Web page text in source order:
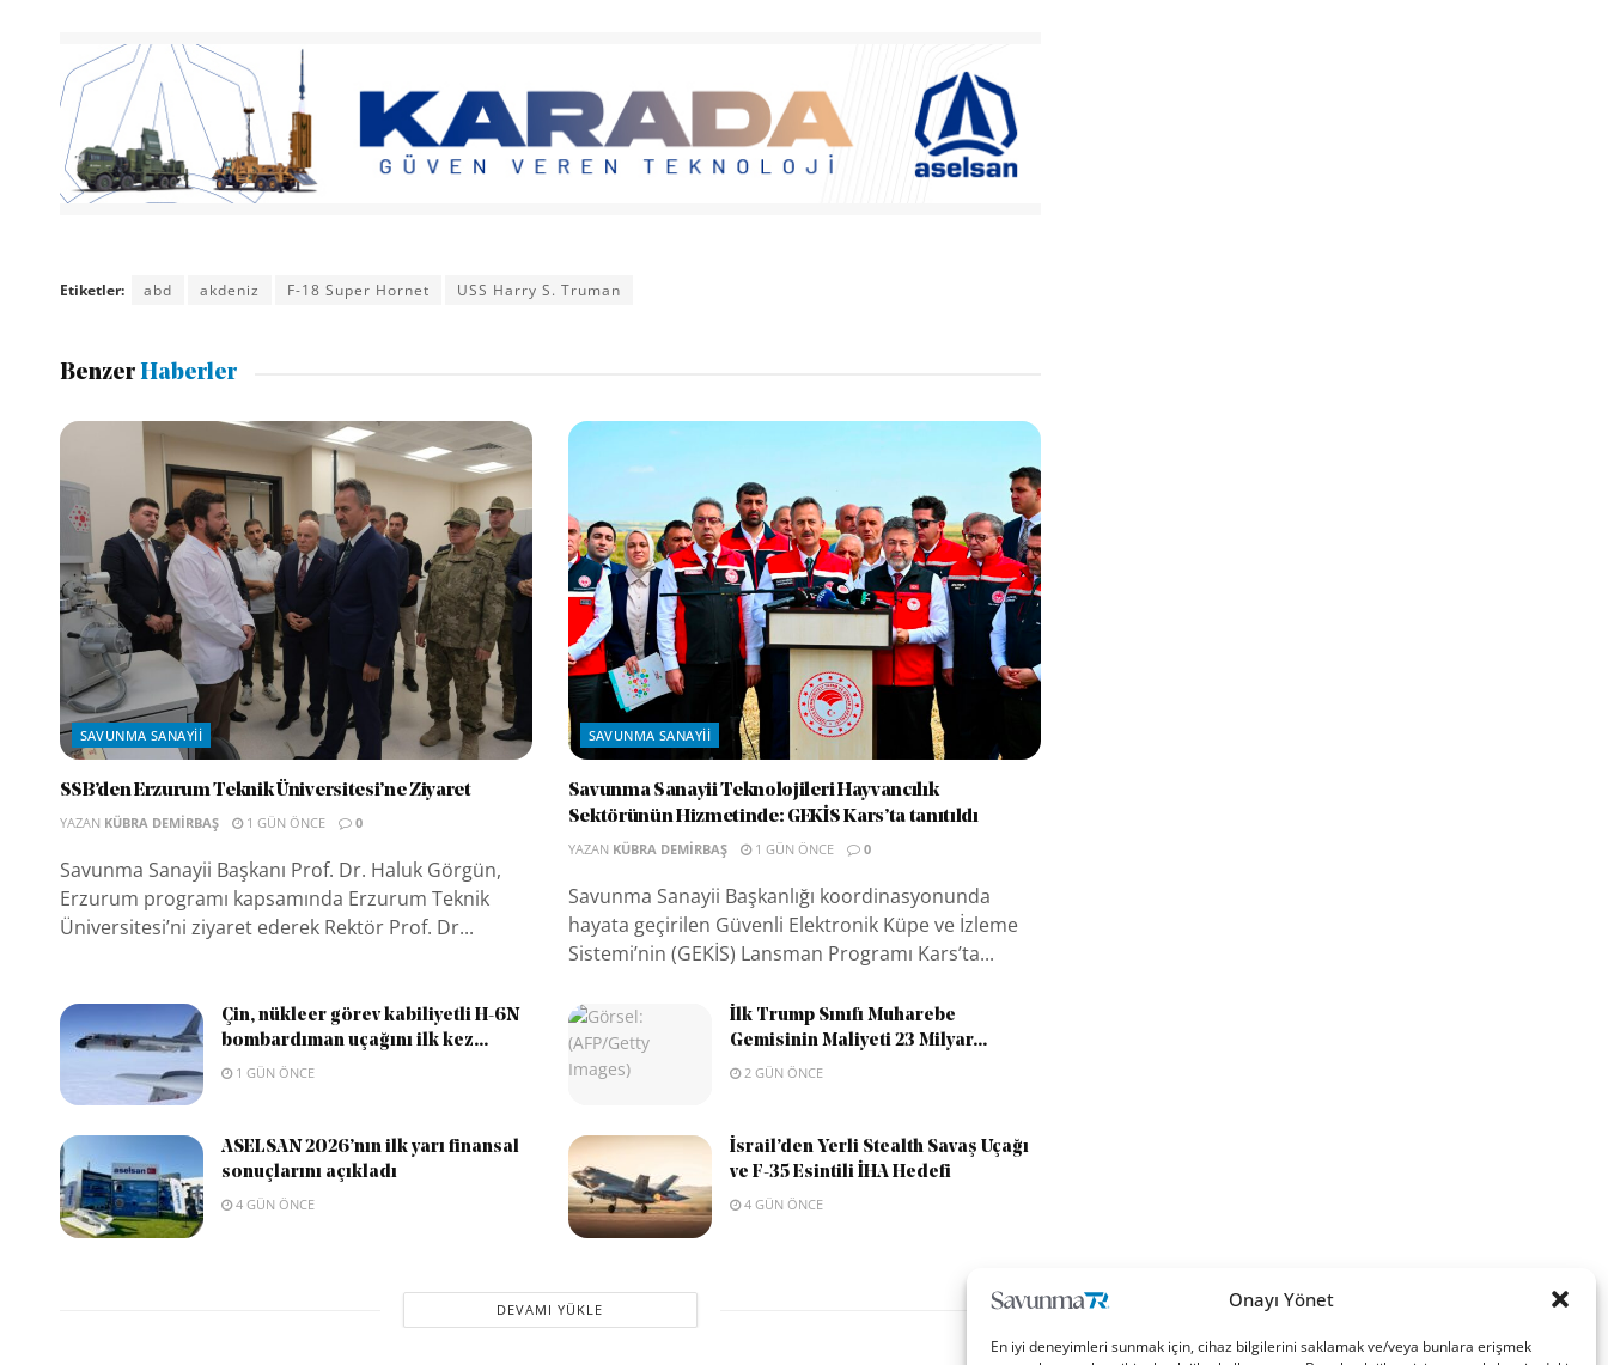
Onayı Yönet
En iyi deneyimleri sunmak için, cihaz bilgilerini saklamak ve/veya bunlara erişmek
Etiketler: abd akdeniz F-18 Super Hornet USS Harry S. Truman
BenzerHaberler
SAVUNMA SANAYII
SSB’den Erzurum Teknik Üniversitesi’ne Ziyaret
YAZAN KÜBRA DEMIRBAŞ 1 GÜN ÖNCE 0
Savunma Sanayii Başkanı Prof. Dr. Haluk Görgün,
Erzurum programı kapsamında Erzurum Teknik
Üniversitesi’ni ziyaret ederek Rektör Prof. Dr...
SAVUNMA SANAYII
Savunma Sanayii Teknolojileri Hayvancılık
Sektörünün Hizmetinde: GEKİS Kars’ta tanıtıldı
YAZAN KÜBRA DEMIRBAŞ 1 GÜN ÖNCE 0
Savunma Sanayii Başkanlığı koordinasyonunda
hayata geçirilen Güvenli Elektronik Küpe ve İzleme
Sistemi’nin (GEKİS) Lansman Programı Kars’ta...
Çin, nükleer görev kabiliyetli H-6N
bombardıman uçağını ilk kez...
1 GÜN ÖNCE
İlk Trump Sınıfı Muharebe
Gemisinin Maliyeti 23 Milyar...
2 GÜN ÖNCE
ASELSAN 2026’nın ilk yarı finansal
sonuçlarını açıkladı
4 GÜN ÖNCE
İsrail’den Yerli Stealth Savaş Uçağı
ve F-35 Esintili İHA Hedefi
4 GÜN ÖNCE
DEVAMI YÜKLE